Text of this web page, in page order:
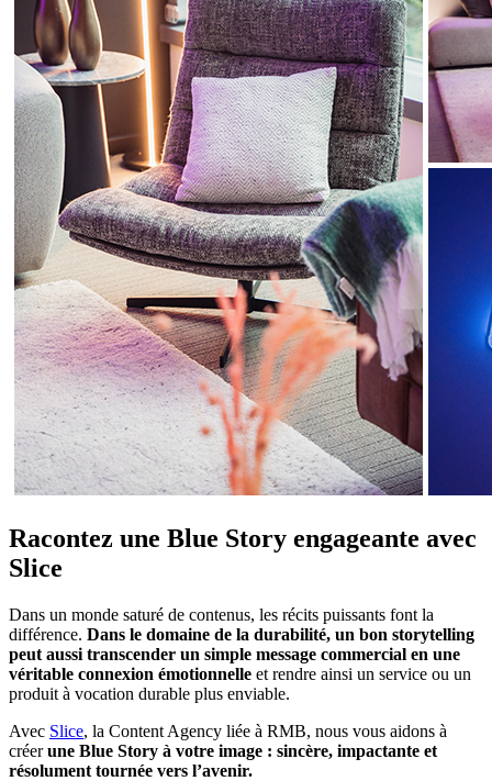
Racontez une Blue Story engageante avec
Slice
Dans un monde saturé de contenus, les récits puissants font la
différence. Dans le domaine de la durabilité, un bon storytelling
peut aussi transcender un simple message commercial en une
véritable connexion émotionnelle et rendre ainsi un service ou un
produit à vocation durable plus enviable.
Avec Slice, la Content Agency liée à RMB, nous vous aidons à
créerune Blue Story à votre image : sincère, impactante et
résolument tournée vers l’avenir.